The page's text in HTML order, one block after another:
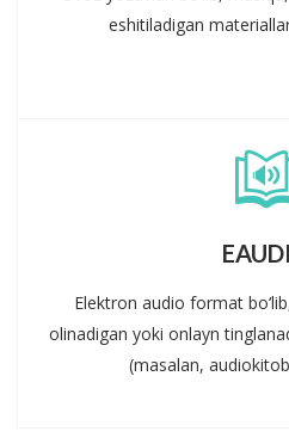
eshitiladigan
Elektron audio format
olinadigan yoki onlayn
(masalan,